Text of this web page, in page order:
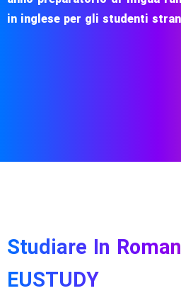
in inglese per gli studenti
Studiare In
EUSTUDY